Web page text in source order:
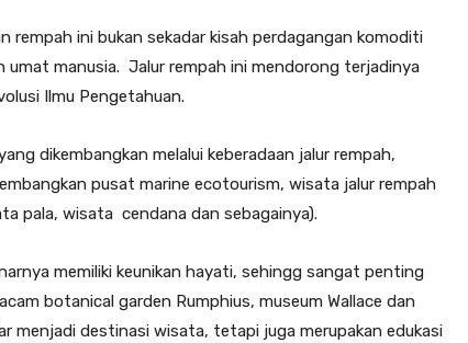
rempah ini bukan sekadar kisah perdagangan komoditi
umat manusia. Jalur rempah ini mendorong terjadinya
Ilmu Pengetahuan.
dikembangkan melalui keberadaan jalur rempah,
pusat marine ecotourism, wisata jalur rempah
pala, wisata cendana dan sebagainya).
memiliki keunikan hayati, sehingg sangat penting
botanical garden Rumphius, museum Wallace dan
menjadi destinasi wisata, tetapi juga merupakan edukasi